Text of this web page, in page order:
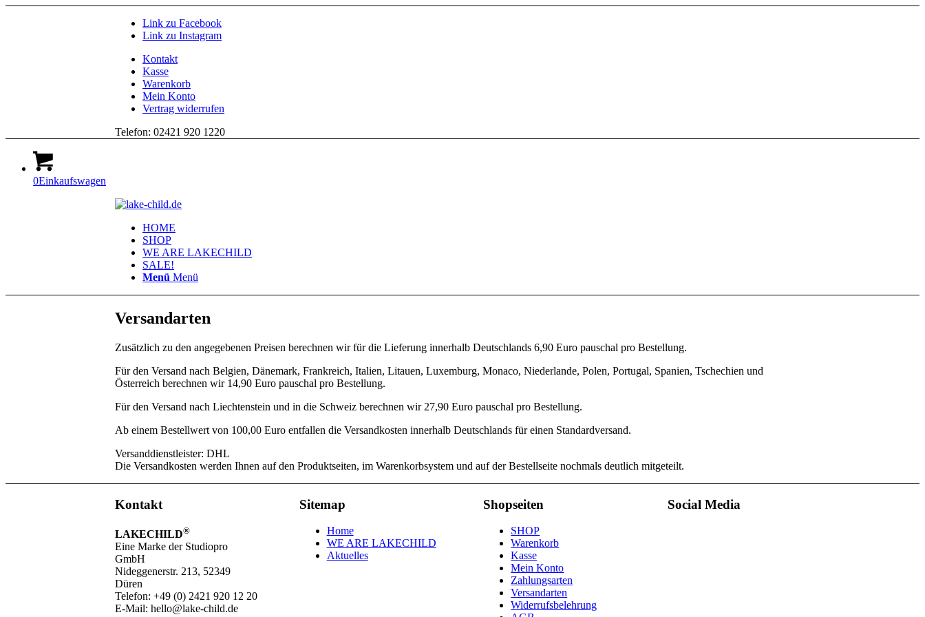
Link zu Facebook
Link zu Instagram
Kontakt
Kasse
Warenkorb
Mein Konto
Vertrag widerrufen
Telefon: 02421 920 1220
0Einkaufswagen
HOME
SHOP
WE ARE LAKECHILD
SALE!
Menü Menü
Versandarten
Zusätzlich zu den angegebenen Preisen berechnen wir für die Lieferung innerhalb Deutschlands 6,90 Euro pauschal pro Bestellung.
Für den Versand nach Belgien, Dänemark, Frankreich, Italien, Litauen, Luxemburg, Monaco, Niederlande, Polen, Portugal, Spanien, Tschechien und
Österreich berechnen wir 14,90 Euro pauschal pro Bestellung.
Für den Versand nach Liechtenstein und in die Schweiz berechnen wir 27,90 Euro pauschal pro Bestellung.
Ab einem Bestellwert von 100,00 Euro entfallen die Versandkosten innerhalb Deutschlands für einen Standardversand.
Versanddienstleister: DHL
Die Versandkosten werden Ihnen auf den Produktseiten, im Warenkorbsystem und auf der Bestellseite nochmals deutlich mitgeteilt.
Kontakt
LAKECHILD®
Eine Marke der Studiopro
GmbH
Nideggenerstr. 213, 52349
Düren
Telefon: +49 (0) 2421 920 12 20
E-Mail: hello@lake-child.de
Sitemap
Home
WE ARE LAKECHILD
Aktuelles
Shopseiten
SHOP
Warenkorb
Kasse
Mein Konto
Zahlungsarten
Versandarten
Widerrufsbelehrung
Social Media